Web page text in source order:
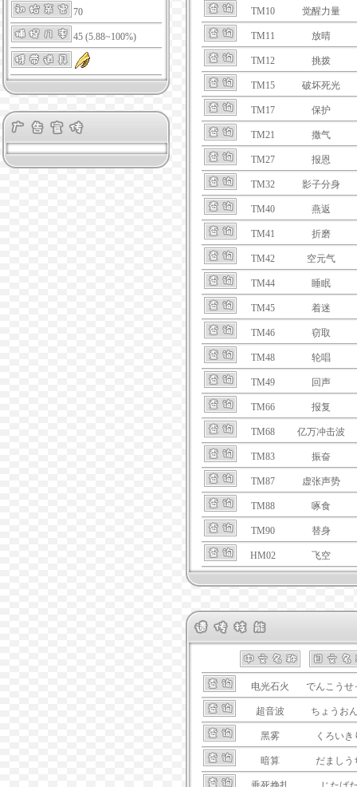
70
45 (5.88~100%)
TM10 觉醒力量
TM11 放晴
TM12 挑拨
TM15 破坏死光
TM17 保护
TM21 撒气
TM27 报恩
TM32 影子分身
TM40 燕返
TM41 折磨
TM42 空元气
TM44 睡眠
TM45 着迷
TM46 窃取
TM48 轮唱
TM49 回声
TM66 报复
TM68 亿万冲击波
TM83 振奋
TM87 虚张声势
TM88 啄食
TM90 替身
HM02 飞空
电光石火 でんこうせ
超音波 ちょうお
黑雾 くろいき
暗算 だましう